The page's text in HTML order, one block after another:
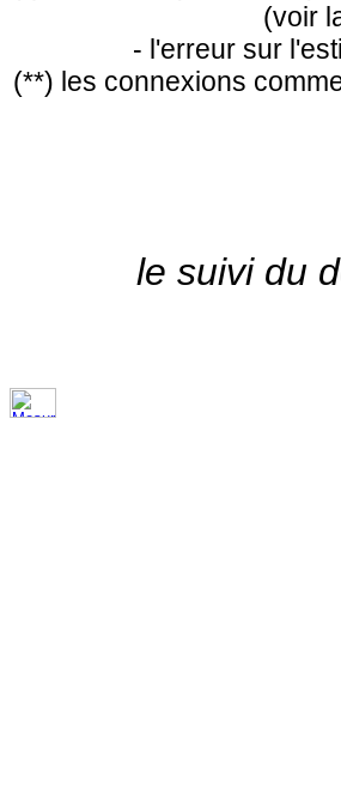
(voir
- l'erreur sur
(**) les connexions
le suivi du